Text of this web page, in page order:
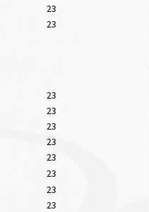
23
23
23
23
23
23
23
23
23
23